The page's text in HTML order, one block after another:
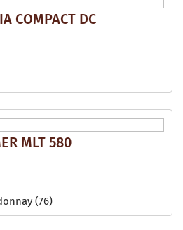
COMPACT DC
MLT 580
(76)